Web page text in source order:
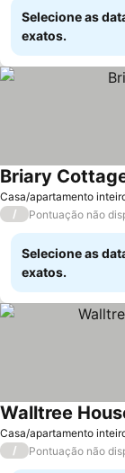
Selecione as
exatos.
Casa/apartamento
Briary
/ Pontuação não
Selecione as
exatos.
Casa/apartamento
Walltree
/ Pontuação não